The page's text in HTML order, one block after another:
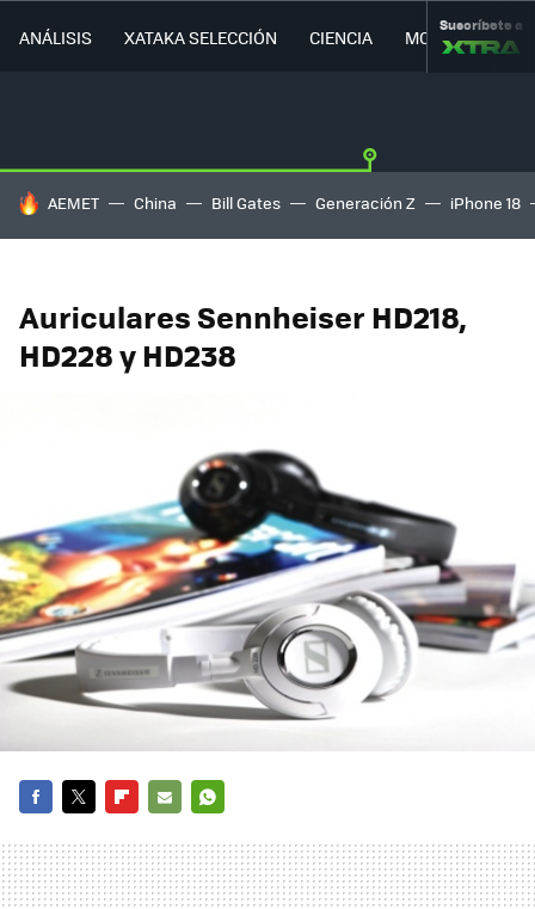
ANÁLISIS XATAKA SELECCIÓN CIENCIA MOVILIDAD
Suscríbete a
HOY SE HABLA DE
AEMET China Bill Gates Generación Z iPhone 18
Auriculares Sennheiser HD218,
HD228 y HD238
MAIL